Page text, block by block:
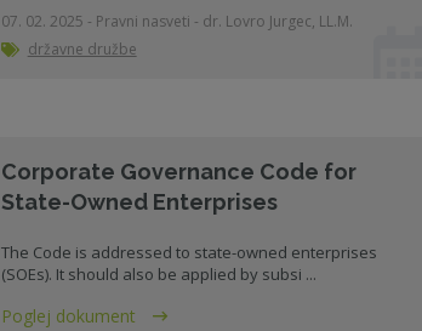
07. 02. 2025 - Pravni nasveti - dr. Lovro Jurgec, LL.M.
državne družbe
Corporate Governance Code for
State-Owned Enterprises
The Code is addressed to state-owned enterprises
(SOEs). It should also be applied by subsi ...
Poglej dokument